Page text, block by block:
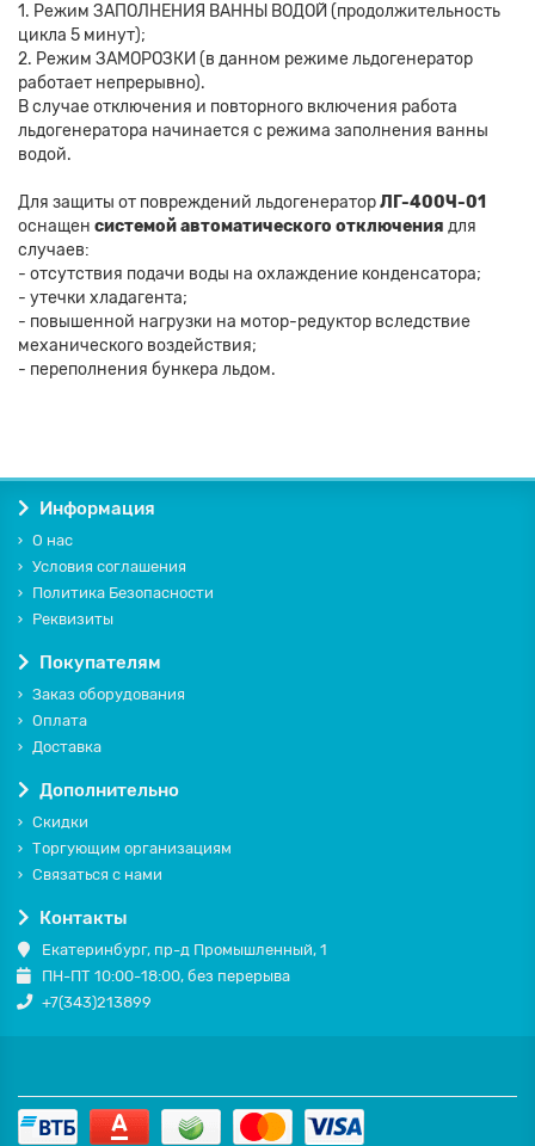
1. Режим ЗАПОЛНЕНИЯ ВАННЫ ВОДОЙ (продолжительность
цикла 5 минут);
2. Режим ЗАМОРОЗКИ (в данном режиме льдогенератор
работает непрерывно).
В случае отключения и повторного включения работа
льдогенератора начинается с режима заполнения ванны
водой.
Для защиты от повреждений льдогенераторЛГ-400Ч-01
оснащен системой автоматического отключения для
случаев:
- отсутствия подачи воды на охлаждение конденсатора;
- утечки хладагента;
- повышенной нагрузки на мотор-редуктор вследствие
механического воздействия;
- переполнения бункера льдом.
Информация
О нас
Условия соглашения
Политика Безопасности
Реквизиты
Покупателям
Заказ оборудования
Оплата
Доставка
Дополнительно
Скидки
Торгующим организациям
Связаться с нами
Контакты
Екатеринбург, пр-д Промышленный, 1
ПН-ПТ 10:00-18:00, без перерыва
+7(343)213899